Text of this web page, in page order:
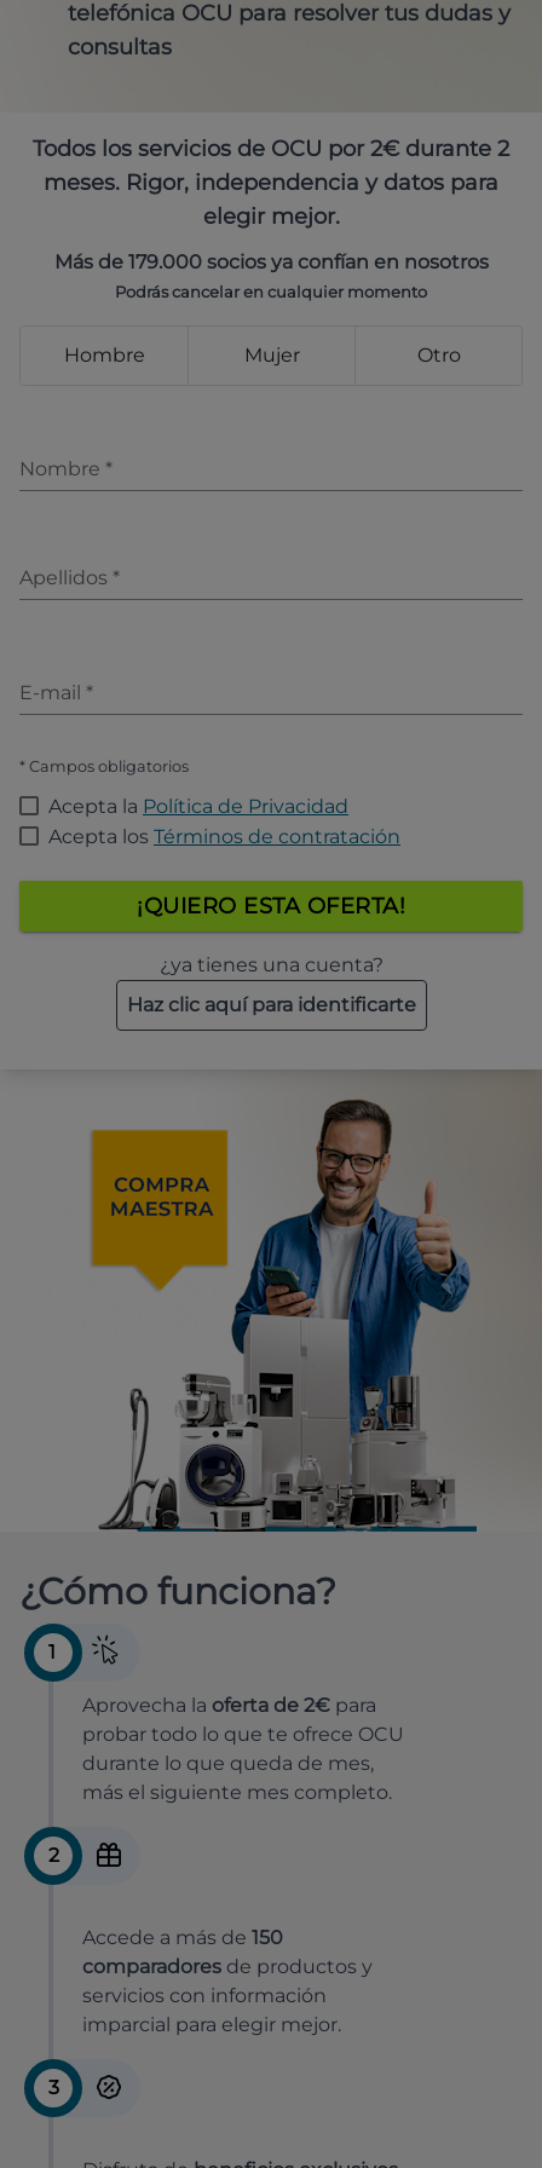
telefónica OCU para resolver tus dudas y
consultas
Todos los servicios de OCU por 2€ durante 2
meses. Rigor, independencia y datos para
elegir mejor.
Más de 179.000 socios ya confían en nosotros
Podrás cancelar en cualquier momento
Hombre Mujer Otro
Nombre *
Apellidos *
E-mail *
* Campos obligatorios
Acepta la Política de Privacidad
Acepta los Términos de contratación
¡QUIERO ESTA OFERTA!
¿ya tienes una cuenta?
Haz clic aquí para identificarte
¿Cómo funciona?
1
Aprovecha la oferta de 2€ para
probar todo lo que te ofrece OCU
durante lo que queda de mes,
más el siguiente mes completo.
2
Accede a más de 150
comparadores de productos y
servicios con información
imparcial para elegir mejor.
3